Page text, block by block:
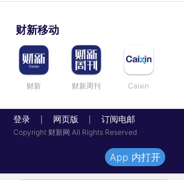
财新移动
财新 财新周刊 Caixin
登录 网页版 订阅电邮
Copyright 财新网 All Rights Reserved
App 内打开